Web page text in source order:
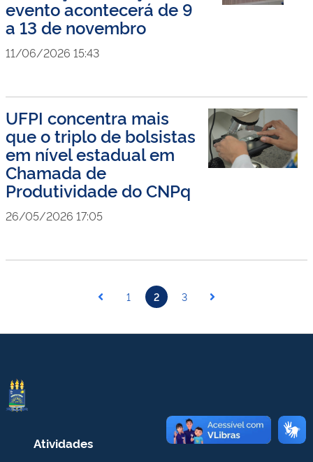
evento acontecerá de 9
a 13 de novembro
11/06/2026 15:43
UFPI concentra mais
que o triplo de bolsistas
em nível estadual em
Chamada de
Produtividade do CNPq
26/05/2026 17:05
1 2 3
Atividades